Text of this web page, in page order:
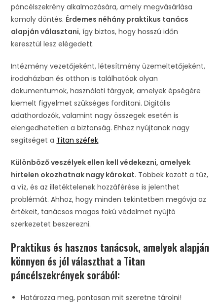
páncélszekrény alkalmazására, amely megvásárlása
komoly döntés. Érdemes néhány praktikus tanács
alapján választani, így biztos, hogy hosszú időn
keresztül lesz elégedett.
Intézmény vezetőjeként, létesítmény üzemeltetőjeként,
irodaházban és otthon is találhatóak olyan
dokumentumok, használati tárgyak, amelyek épségére
kiemelt figyelmet szükséges fordítani. Digitális
adathordozók, valamint nagy összegek esetén is
elengedhetetlen a biztonság. Ehhez nyújtanak nagy
segítséget a Titan széfek.
Különböző veszélyek ellen kell védekezni, amelyek
hirtelen okozhatnak nagy károkat. Többek között a tűz,
a víz, és az illetéktelenek hozzáférése is jelenthet
problémát. Ahhoz, hogy minden tekintetben megóvja az
értékeit, tanácsos magas fokú védelmet nyújtó
szerkezetet beszerezni.
Praktikus és hasznos tanácsok, amelyek alapján
könnyen és jól választhat a Titan
páncélszekrények sorából:
Határozza meg, pontosan mit szeretne tárolni!